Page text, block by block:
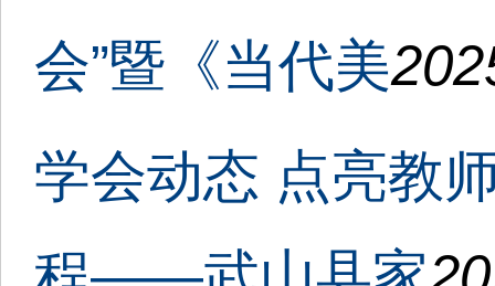
会”暨《当代美
学会动态 点亮教